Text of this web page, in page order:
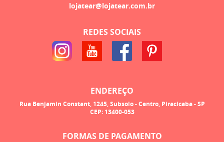
lojatear@lojatear.com.br
REDES SOCIAIS
ENDEREÇO
Rua Benjamin Constant, 1245, Subsolo-Centro, Piracicaba-SP
CEP: 13400-053
FORMAS DE PAGAMENTO